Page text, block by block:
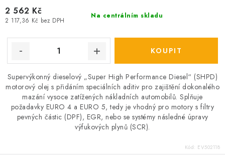
Na centrálním skladu
2 117,36 Kč bez DPH
2 562 Kč
Supervýkonný dieselový „Super High Performance Diesel“ (SHPD)
motorový olej s přidáním speciálních aditiv pro zajištění dokonalého
mazání vysoce zatížených nákladních automobilů. Splňuje
požadavky EURO 4 a EURO 5, tedy je vhodný pro motory s filtry
pevných částic (DPF), EGR, nebo se systémy následné úpravy
výfukových plynů (SCR).
Kód: EV502118